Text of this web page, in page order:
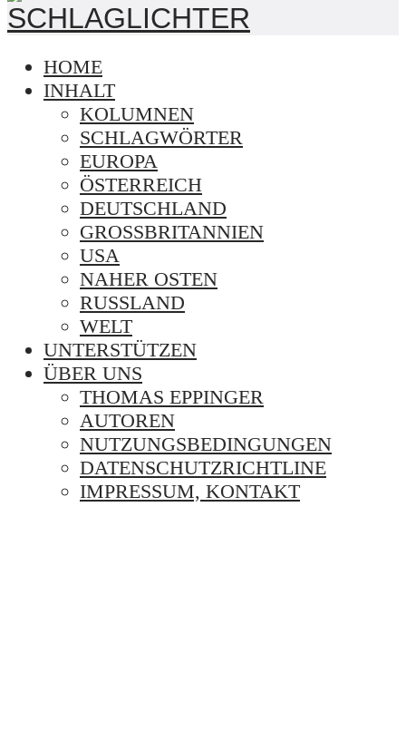
HOME
INHALT
KOLUMNEN
SCHLAGWÖRTER
EUROPA
ÖSTERREICH
DEUTSCHLAND
GROSSBRITANNIEN
USA
NAHER OSTEN
RUSSLAND
WELT
UNTERSTÜTZEN
ÜBER UNS
THOMAS EPPINGER
AUTOREN
NUTZUNGSBEDINGUNGEN
DATENSCHUTZRICHTLINE
IMPRESSUM, KONTAKT